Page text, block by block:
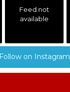
Feed not
available
Follow on Instagram